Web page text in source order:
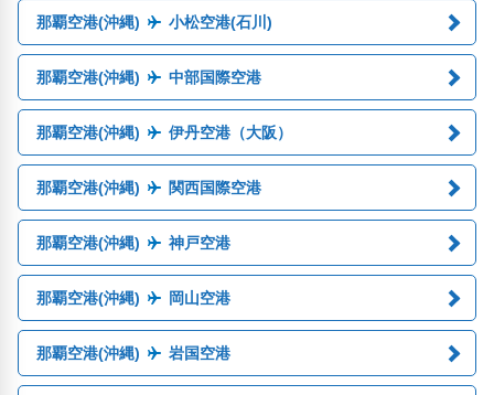
那覇空港(沖縄) 小松空港(石川)
那覇空港(沖縄) 中部国際空港
那覇空港(沖縄) 伊丹空港（大阪）
那覇空港(沖縄) 関西国際空港
那覇空港(沖縄) 神戸空港
那覇空港(沖縄) 岡山空港
那覇空港(沖縄) 岩国空港